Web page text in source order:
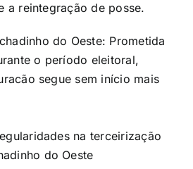
a reintegração de posse.
do Oeste: Prometida
o período eleitoral,
segue sem início mais
na terceirização
do Oeste